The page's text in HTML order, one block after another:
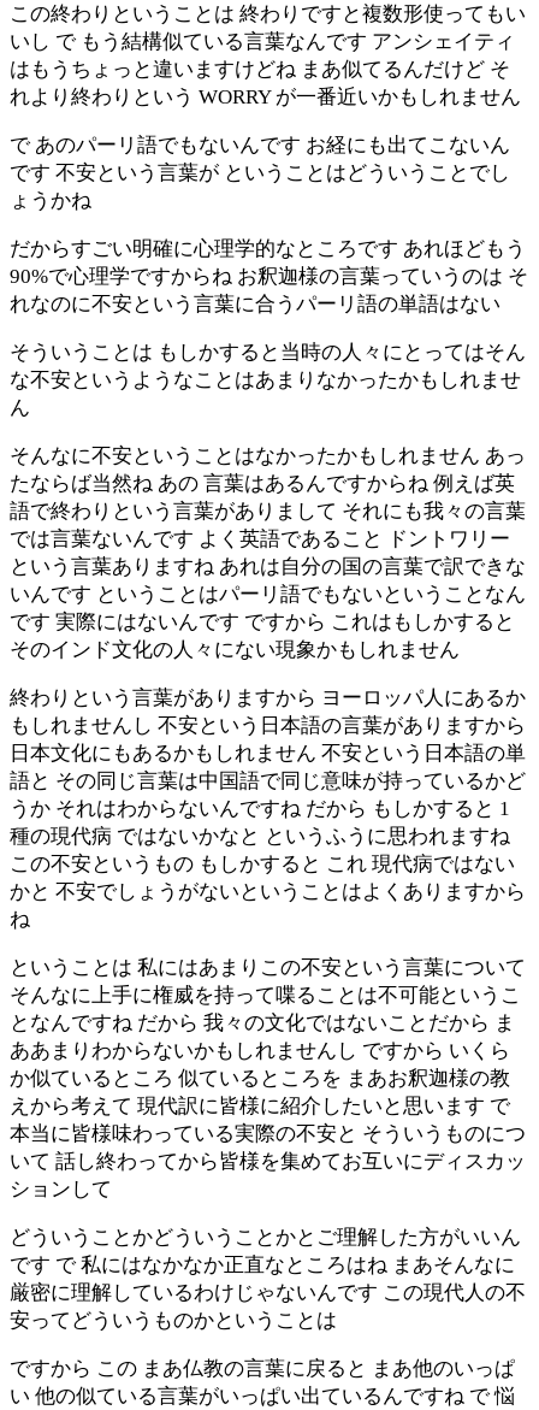
この終わりということは 終わりですと複数形使ってもい
いし で もう結構似ている言葉なんです アンシェイティ
はもうちょっと違いますけどね まあ似てるんだけど そ
れより終わりという WORRY が一番近いかもしれません
で あのパーリ語でもないんです お経にも出てこないん
です 不安という言葉が ということはどういうことでし
ょうかね
だからすごい明確に心理学的なところです あれほどもう
90%で心理学ですからね お釈迦様の言葉っていうのは そ
れなのに不安という言葉に合うパーリ語の単語はない
そういうことは もしかすると当時の人々にとってはそん
な不安というようなことはあまりなかったかもしれませ
ん
そんなに不安ということはなかったかもしれません あっ
たならば当然ね あの 言葉はあるんですからね 例えば英
語で終わりという言葉がありまして それにも我々の言葉
では言葉ないんです よく英語であること ドントワリー
という言葉ありますね あれは自分の国の言葉で訳できな
いんです ということはパーリ語でもないということなん
です 実際にはないんです ですから これはもしかすると
そのインド文化の人々にない現象かもしれません
終わりという言葉がありますから ヨーロッパ人にあるか
もしれませんし 不安という日本語の言葉がありますから
日本文化にもあるかもしれません 不安という日本語の単
語と その同じ言葉は中国語で同じ意味が持っているかど
うか それはわからないんですね だから もしかすると 1
種の現代病 ではないかなと というふうに思われますね
この不安というもの もしかすると これ 現代病ではない
かと 不安でしょうがないということはよくありますから
ね
ということは 私にはあまりこの不安という言葉について
そんなに上手に権威を持って喋ることは不可能というこ
となんですね だから 我々の文化ではないことだから ま
ああまりわからないかもしれませんし ですから いくら
か似ているところ 似ているところを まあお釈迦様の教
えから考えて 現代訳に皆様に紹介したいと思います で
本当に皆様味わっている実際の不安と そういうものにつ
いて 話し終わってから皆様を集めてお互いにディスカッ
ションして
どういうことかどういうことかとご理解した方がいいん
です で 私にはなかなか正直なところはね まあそんなに
厳密に理解しているわけじゃないんです この現代人の不
安ってどういうものかということは
ですから この まあ仏教の言葉に戻ると まあ他のいっぱ
い 他の似ている言葉がいっぱい出ているんですね で 悩